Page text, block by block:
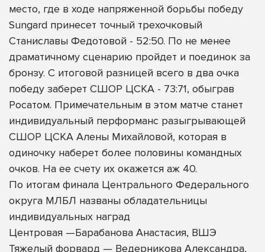
место, где в ходе напряженной борьбы победу
Sungard принесет точный трехочковый
Станиславы Федотовой - 52:50. По не менее
драматичному сценарию пройдет и поединок за
бронзу. С итоговой разницей всего в два очка
победу заберет СШОР ЦСКА - 73:71, обыграв
Росатом. Примечательным в этом матче станет
индивидуальный перформанс разыгрывающей
СШОР ЦСКА Алены Михайловой, которая в
одиночку наберет более половины командных
очков. На ее счету их окажется аж 40.
По итогам финала Центрального Федерального
округа МЛБЛ названы обладательницы
индивидуальных наград
Центровая —Барабанова Анастасия, ВШЭ
Тяжелый форвард — Ведерникова Александра,